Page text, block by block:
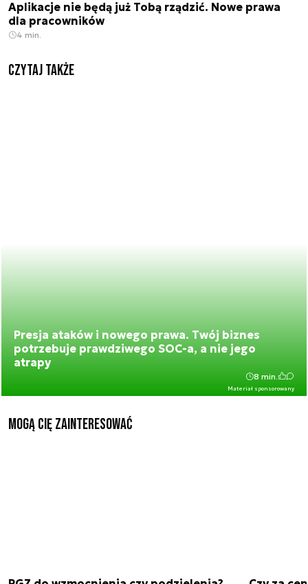
Aplikacje nie będą już Tobą rządzić. Nowe prawa
dla pracowników
4 min.
Czytaj także
Presja ataków i nowego prawa. Twój biznes
potrzebuje prawdziwego SOC-a, a nie jego
atrapy
Materiał sponsorowany
8 min.
Mogą Cię zainteresować